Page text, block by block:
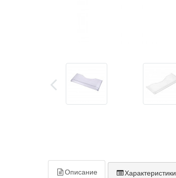
Описание Характеристики